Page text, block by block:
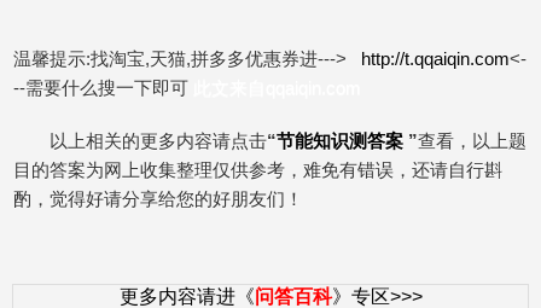
温馨提示:找淘宝,天猫,拼多多优惠券进---> http://t.qqaiqin.com<-
--需要什么搜一下即可
以上相关的更多内容请点击“节能知识测答案 ”查看，以上题
目的答案为网上收集整理仅供参考，难免有错误，还请自行斟
酌，觉得好请分享给您的好朋友们！
更多内容请进《问答百科》专区>>>